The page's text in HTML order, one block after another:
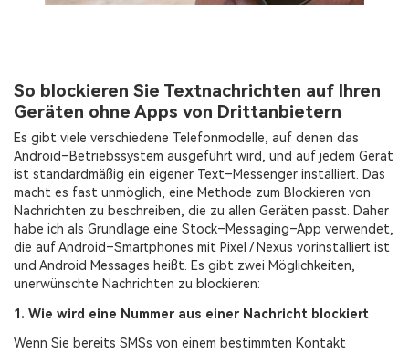
So blockieren Sie Textnachrichten auf Ihren
Geräten ohne Apps von Drittanbietern
Es gibt viele verschiedene Telefonmodelle, auf denen das
Android–Betriebssystem ausgeführt wird, und auf jedem Gerät
ist standardmäßig ein eigener Text–Messenger installiert. Das
macht es fast unmöglich, eine Methode zum Blockieren von
Nachrichten zu beschreiben, die zu allen Geräten passt. Daher
habe ich als Grundlage eine Stock–Messaging–App verwendet,
die auf Android–Smartphones mit Pixel / Nexus vorinstalliert ist
und Android Messages heißt. Es gibt zwei Möglichkeiten,
unerwünschte Nachrichten zu blockieren:
1. Wie wird eine Nummer aus einer Nachricht blockiert
Wenn Sie bereits SMSs von einem bestimmten Kontakt